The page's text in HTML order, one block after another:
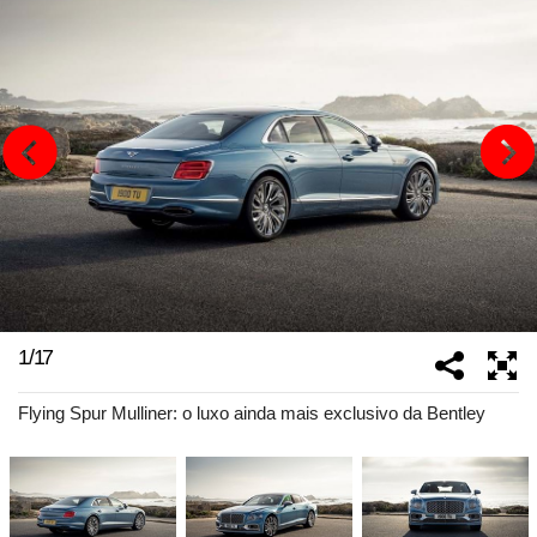
1/17
Flying Spur Mulliner: o luxo ainda mais exclusivo da Bentley